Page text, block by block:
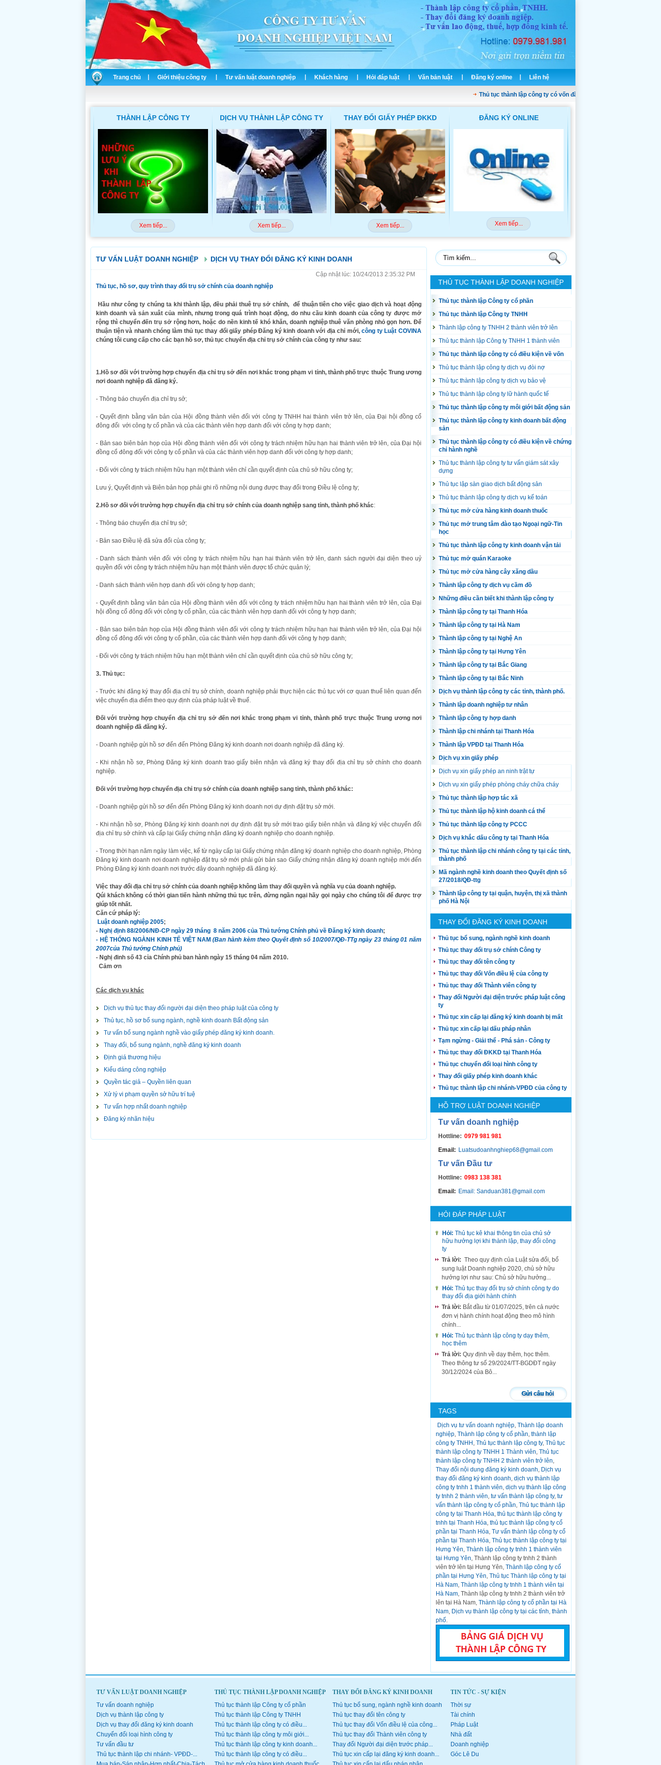
Trang chủ Giới thiệu công ty Tư vấn luật doanh nghiệp Khách hàng Hỏi đáp luật Văn bản luật Đăng ký online Liên hệ
Thủ tục thành lập công ty có vốn đầu tư nước ngoài
THÀNH LẬP CÔNG TY
Xem tiếp...
DỊCH VỤ THÀNH LẬP CÔNG TY
Xem tiếp...
THAY ĐỔI GIẤY PHÉP ĐKKD
Xem tiếp...
ĐĂNG KÝ ONLINE
Xem tiếp...
TƯ VẤN LUẬT DOANH NGHIỆP DỊCH VỤ THAY ĐỔI ĐĂNG KÝ KINH DOANH
Cập nhật lúc: 10/24/2013 2:35:32 PM
Thủ tục, hồ sơ, quy trình thay đổi trụ sở chính của doanh nghiệp
Hầu như công ty chúng ta khi thành lập, đều phải thuê trụ sở chính, để thuận tiên cho việc giao dịch và hoạt động
kinh doanh và sản xuât của mình, nhưng trong quá trình hoạt động, do nhu cầu kinh doanh của công ty được mở
rộng thì chuyển đến trụ sở rộng hơn, hoặc do nền kinh tế khó khăn, doanh nghiệp thuê văn phòng nhỏ gọn hơn. Để
thuận tiện và nhanh chóng làm thủ tục thay đổi giấy phép Đăng ký kinh doanh với địa chỉ mới,công ty Luật COVINA
chúng tôi cung cấp cho các bạn hồ sơ, thủ tục chuyển địa chỉ trụ sở chính của công ty như sau:
1.Hồ sơ đối với trường hợp chuyển địa chỉ trụ sở đến nơi khác trong phạm vi tỉnh, thành phố trực thuộc Trung ương
nơi doanh nghiệp đã đăng ký.
- Thông báo chuyển địa chỉ trụ sở;
- Quyết định bằng văn bản của Hội đồng thành viên đối với công ty TNHH hai thành viên trở lên, của Đại hội đồng cổ
đông đối với công ty cổ phần và của các thành viên hợp danh đối với công ty hợp danh;
- Bản sao biên bản họp của Hội đồng thành viên đối với công ty trách nhiệm hữu hạn hai thành viên trở lên, của Đại hội
đồng cổ đông đối với công ty cổ phần và của các thành viên hợp danh đối với công ty hợp danh;
- Đối với công ty trách nhiệm hữu hạn một thành viên chỉ cần quyết định của chủ sở hữu công ty;
Lưu ý, Quyết định và Biên bản họp phải ghi rõ những nội dung được thay đổi trong Điều lệ công ty;
2.Hồ sơ đối với trường hợp chuyển địa chỉ trụ sở chính của doanh nghiệp sang tỉnh, thành phố khác:
- Thông báo chuyển địa chỉ trụ sở;
- Bản sao Điều lệ đã sửa đổi của công ty;
- Danh sách thành viên đối với công ty trách nhiệm hữu hạn hai thành viên trở lên, danh sách người đại diện theo uỷ
quyền đối với công ty trách nhiệm hữu hạn một thành viên được tổ chức quản lý;
- Danh sách thành viên hợp danh đối với công ty hợp danh;
- Quyết định bằng văn bản của Hội đồng thành viên đối với công ty trách nhiệm hữu hạn hai thành viên trở lên, của Đại
hội đồng cổ đông đối với công ty cổ phần, của các thành viên hợp danh đối với công ty hợp danh;
- Bản sao biên bản họp của Hội đồng thành viên đối với công ty trách nhiệm hữu hạn hai thành viên trở lên, của Đại hội
đồng cổ đông đối với công ty cổ phần, của các thành viên hợp danh đối với công ty hợp danh;
- Đối với công ty trách nhiệm hữu hạn một thành viên chỉ cần quyết định của chủ sở hữu công ty;
3. Thủ tục:
- Trước khi đăng ký thay đổi địa chỉ trụ sở chính, doanh nghiệp phải thực hiện các thủ tục với cơ quan thuế liên quan đến
việc chuyển địa điểm theo quy định của pháp luật về thuế.
Đối với trường hợp chuyển địa chỉ trụ sở đến nơi khác trong phạm vi tỉnh, thành phố trực thuộc Trung ương nơi
doanh nghiệp đã đăng ký.
- Doanh nghiệp gửi hồ sơ đến đến Phòng Đăng ký kinh doanh nơi doanh nghiệp đã đăng ký.
- Khi nhận hồ sơ, Phòng Đăng ký kinh doanh trao giấy biên nhận và đăng ký thay đổi địa chỉ trụ sở chính cho doanh
nghiệp.
Đối với trường hợp chuyển địa chỉ trụ sở chính của doanh nghiệp sang tỉnh, thành phố khác:
- Doanh nghiệp gửi hồ sơ đến đến Phòng Đăng ký kinh doanh nơi dự định đặt trụ sở mới.
- Khi nhận hồ sơ, Phòng Đăng ký kinh doanh nơi dự định đặt trụ sở mới trao giấy biên nhận và đăng ký việc chuyển đổi
địa chỉ trụ sở chính và cấp lại Giấy chứng nhận đăng ký doanh nghiệp cho doanh nghiệp.
- Trong thời hạn năm ngày làm việc, kể từ ngày cấp lại Giấy chứng nhận đăng ký doanh nghiệp cho doanh nghiệp, Phòng
Đăng ký kinh doanh nơi doanh nghiệp đặt trụ sở mới phải gửi bản sao Giấy chứng nhận đăng ký doanh nghiệp mới đến
Phòng Đăng ký kinh doanh nơi trước đây doanh nghiệp đã đăng ký.
Việc thay đổi địa chỉ trụ sở chính của doanh nghiệp không làm thay đổi quyền và nghĩa vụ của doanh nghiệp.
Qúi khách không có thời gian tiến hành những thủ tục trên, đừng ngần ngại hãy gọi ngày cho chúng tôi để được trợ
giúp tốt nhất.
Căn cứ pháp lý:
Luật doanh nghiệp 2005;
- Nghị định 88/2006/NĐ-CP ngày 29 tháng 8 năm 2006 của Thủ tướng Chính phủ về Đăng ký kinh doanh;
- HỆ THỐNG NGÀNH KINH TẾ VIỆT NAM(Ban hành kèm theo Quyết định số 10/2007/QĐ-TTg ngày 23 tháng 01 năm
2007của Thủ tướng Chính phủ)
- Nghị đinh số 43 cỉa Chính phủ ban hành ngày 15 tháng 04 năm 2010.
Cảm ơn
Các dịch vụ khác
Dịch vụ thủ tục thay đổi người đại diện theo pháp luật của công ty
Thủ tục, hồ sơ bổ sung ngành, nghề kinh doanh Bất động sản
Tư vấn bổ sung ngành nghề vào giấy phép đăng ký kinh doanh.
Thay đổi, bổ sung ngành, nghề đăng ký kinh doanh
Định giá thương hiệu
Kiểu dáng công nghiệp
Quyền tác giả – Quyền liên quan
Xử lý vi phạm quyền sở hữu trí tuệ
Tư vấn hợp nhất doanh nghiệp
Đăng ký nhãn hiệu
THỦ TỤC THÀNH LẬP DOANH NGHIỆP
Thủ tục thành lập Công ty cổ phần
Thủ tục thành lập Công ty TNHH
Thành lập công ty TNHH 2 thành viên trở lên
Thủ tục thành lập Công ty TNHH 1 thành viên
Thủ tục thành lập công ty có điều kiện về vốn
Thủ tục thành lập công ty dịch vụ đòi nợ
Thủ tục thành lập công ty dịch vụ bảo vệ
Thủ tục thành lập công ty lữ hành quốc tế
Thủ tục thành lập công ty môi giới bất động sản
Thủ tục thành lập công ty kinh doanh bất động
sản
Thủ tục thành lập công ty có điều kiện về chứng
chỉ hành nghề
Thủ tục thành lập công ty tư vấn giám sát xây
dựng
Thủ tục lập sàn giao dịch bất động sản
Thủ tục thành lập công ty dịch vụ kế toán
Thủ tục mở cửa hàng kinh doanh thuốc
Thủ tục mở trung tâm đào tạo Ngoại ngữ-Tin
học
Thủ tục thành lập công ty kinh doanh vận tải
Thủ tục mở quán Karaoke
Thủ tục mở cửa hàng cây xăng dầu
Thành lập công ty dịch vụ cầm đồ
Những điều cần biết khi thành lập công ty
Thành lập công ty tại Thanh Hóa
Thành lập công ty tại Hà Nam
Thành lập công ty tại Nghệ An
Thành lập công ty tại Hưng Yên
Thành lập công ty tại Bắc Giang
Thành lập công ty tại Bắc Ninh
Dịch vụ thành lập công ty các tỉnh, thành phố.
Thành lập doanh nghiệp tư nhân
Thành lập công ty hợp danh
Thành lập chi nhánh tại Thanh Hóa
Thành lập VPĐD tại Thanh Hóa
Dịch vụ xin giấy phép
Dịch vụ xin giấy phép an ninh trật tự
Dịch vụ xin giấy phép phòng cháy chữa cháy
Thủ tục thành lập hợp tác xã
Thủ tục thành lập hộ kinh doanh cá thể
Thủ tục thành lập công ty PCCC
Dịch vụ khắc dấu công ty tại Thanh Hóa
Thủ tục thành lập chi nhánh công ty tại các tỉnh,
thành phố
Mã ngành nghề kinh doanh theo Quyết định số
27/2018/QĐ-ttg
Thành lập công ty tại quận, huyện, thị xã thành
phố Hà Nội
THAY ĐỔI ĐĂNG KÝ KINH DOANH
Thủ tục bổ sung, ngành nghề kinh doanh
Thủ tục thay đổi trụ sở chính Công ty
Thủ tục thay đổi tên công ty
Thủ tục thay đổi Vốn điều lệ của công ty
Thủ tục thay đổi Thành viên công ty
Thay đổi Người đại diện trước pháp luật công
ty
Thủ tục xin cấp lại đăng ký kinh doanh bị mất
Thủ tục xin cấp lại dấu pháp nhân
Tạm ngừng - Giải thể - Phá sản - Công ty
Thủ tục thay đổi ĐKKD tại Thanh Hóa
Thủ tục chuyển đổi loại hình công ty
Thay đổi giấy phép kinh doanh khác
Thủ tục thành lập chi nhánh-VPĐD của công ty
HỖ TRỢ LUẬT DOANH NGHIỆP
Tư vấn doanh nghiệp
Hottline: 0979 981 981
Email: Luatsudoanhnghiep68@gmail.com
Tư vấn Đầu tư
Hottline: 0983 138 381
Email: Email: Sanduan381@gmail.com
HỎI ĐÁP PHÁP LUẬT
Hỏi: Thủ tục kê khai thông tin của chủ sở
hữu hưởng lợi khi thành lập, thay đổi công
ty
Trả lời: Theo quy định của Luật sửa đổi, bổ
sung luật Doanh nghiệp 2020, chủ sở hữu
hưởng lợi như sau: Chủ sở hữu hưởng...
Hỏi: Thủ tục thay đổi trụ sở chính công ty do
thay đổi địa giới hành chính
Trả lời: Bắt đầu từ 01/07/2025, trên cả nước
đơn vị hành chính hoạt động theo mô hình
chính...
Hỏi: Thủ tục thành lập công ty dạy thêm,
học thêm
Trả lời: Quy định về dạy thêm, học thêm.
Theo thông tư số 29/2024/TT-BGDĐT ngày
30/12/2024 của Bộ...
tnhh 1 thành viên thành công ty tnhh 2
Trả lời:
tnhh 1 thành viên, công ty cổ phần, công...
Hỏi:Thủ tục giải thể công ty?
Trả lời:Thủ tục giải thể công ty chia làm 3
bước: Bước 1: Soạn hồ sơ đăng Quyết định
giải thể trên cổng...
Hỏi:Thủ tục tạm ngừng hoạt động công ty?
Trả lời:Nhiều công ty trong quá trình hoạt
động kể cả đã hoạt động lâu năm và mới
thành...
Hỏi:Thủ tục thay đổi thông tin người đại
diện theo pháp luật khi thay đổi sang cccd
gắn chíp
Trả lời:Thủ tục thay đổi thông tin của người
đại diện theo pháp luật khi có thay đổi
CCCD gắn chíp...
Hỏi: Nghị định Số: 01/2021/NĐ-CP Về
Đăng ký Doanh nghiệp ngày 04 tháng 01
năm 2021
Trả lời:CHÍNH PHỦ ------- ...
Hỏi:Thành lập công ty kinh doanh bất động
sản tại Thanh Hóa
Trả lời:
doanh bất động sản trên cả nước phát triển
nhanh và bất động...
Mẫu văn bản đăng ký doanh nghiệp,
hộ kinh doanh ban hành kèm theo Thông tư
Trả lời:DANH MỤC CÁC MẪU VĂN BẢN
NGHIỆP, ĐĂNG KÝ HỘ KINH DOANH (Ban
hành...
Hỏi:Mẫu đăng ký doanh nghiệp, hộ kinh
01/2021/TT-BKHĐT
Trả lời: Phụ lục I-1 (Ban hành kèm theo
Thông tư số 01/2021/TT-BKHĐT ngày 16
tháng 03 năm...
Gửi câu hỏi
TAGS
Dịch vụ tư vấn doanh nghiệp, Thành lập doanh
nghiệp, Thành lập công ty cổ phần, thành lập
công ty TNHH , Thủ tục thành lập công ty, Thủ tục
thành lập công ty TNHH 1 Thành viên, Thủ tục
thành lập công ty TNHH 2 thành viên trở lên,
Thay đổi nội dung đăng ký kinh doanh, Dịch vụ
thay đổi đăng ký kinh doanh, dịch vụ thành lập
công ty tnhh 1 thành viên, dịch vụ thành lập công
ty tnhh 2 thành viên, tư vấn thành lập công ty, tư
vấn thành lập công ty cổ phần, Thủ tục thành lập
công ty tại Thanh Hóa, thủ tục thành lập công ty
tnhh tại Thanh Hóa, thủ tục thành lập công ty cổ
phần tại Thanh Hóa, Tư vấn thành lập công ty cổ
phần tại Thanh Hóa, Thủ tục thành lập công ty tại
Hưng Yên, Thành lập công ty tnhh 1 thành viên
tại Hưng Yên, Thành lập công ty tnhh 2 thành
viên trở lên tại Hưng Yên, Thành lập công ty cổ
phần tại Hưng Yên, Thủ tục Thành lập công ty tại
Hà Nam, Thành lập công ty tnhh 1 thành viên tại
Hà Nam, Thành lập công ty tnhh 2 thành viên trở
lên tại Hà Nam, Thành lập công ty cổ phần tại Hà
Nam, Dịch vụ thành lập công ty tại các tỉnh, thành
phố.
TƯ VẤN LUẬT DOANH NGHIỆP
Tư vấn doanh nghiệp
Dịch vụ thành lập công ty
Dịch vụ thay đổi đăng ký kinh doanh
Chuyển đổi loại hình công ty
Tư vấn đầu tư
Thủ tục thành lập chi nhánh- VPĐD-...
THỦ TỤC THÀNH LẬP DOANH NGHIỆP
Thủ tục thành lập Công ty cổ phần
Thủ tục thành lập Công ty TNHH
Thủ tục thành lập công ty có điều...
Thủ tục thành lập công ty môi giới...
Thủ tục thành lập công ty kinh doanh...
Thủ tục thành lập công ty có điều...
THAY ĐỔI ĐĂNG KÝ KINH DOANH
Thủ tục bổ sung, ngành nghề kinh doanh
Thủ tục thay đổi tên công ty
Thủ tục thay đổi Vốn điều lệ của công...
Thủ tục thay đổi Thành viên công ty
Thay đổi Người đại diện trước pháp...
Thủ tục xin cấp lại đăng ký kinh doanh...
TIN TỨC - SỰ KIỆN
Thời sự
Tài chính
Pháp Luật
Nhà đất
Doanh nghiệp
Góc Lê Du